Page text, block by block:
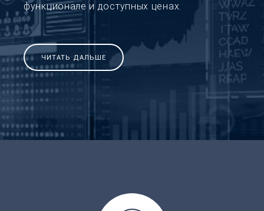
функционале и доступных ценах.
ЧИТАТЬ ДАЛЬШЕ